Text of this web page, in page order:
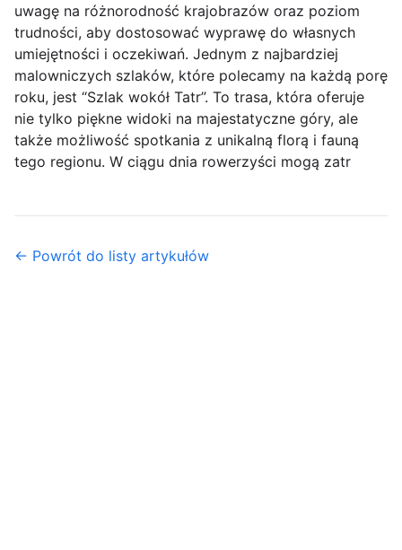
uwagę na różnorodność krajobrazów oraz poziom
trudności, aby dostosować wyprawę do własnych
umiejętności i oczekiwań. Jednym z najbardziej
malowniczych szlaków, które polecamy na każdą porę
roku, jest “Szlak wokół Tatr”. To trasa, która oferuje
nie tylko piękne widoki na majestatyczne góry, ale
także możliwość spotkania z unikalną florą i fauną
tego regionu. W ciągu dnia rowerzyści mogą zatr
← Powrót do listy artykułów